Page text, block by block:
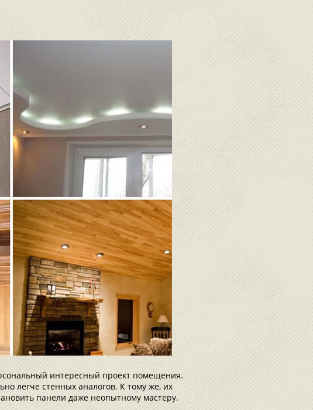
интересный проект помещения.
легче стенных аналогов. К тому же, их
панели даже неопытному мастеру.